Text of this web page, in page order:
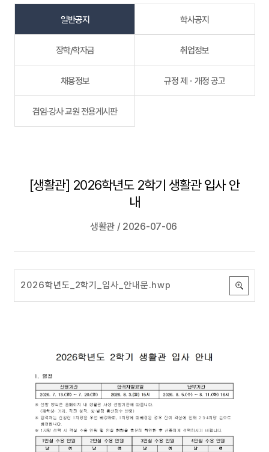
일반공지 학사공지
장학/학자금 취업정보
채용정보 규정 제ㆍ개정 공고
겸임·강사 교원 전용게시판
[생활관] 2026학년도 2학기 생활관 입사 안
내
생활관 / 2026-07-06
2026학년도_2학기_입사_안내문.hwp